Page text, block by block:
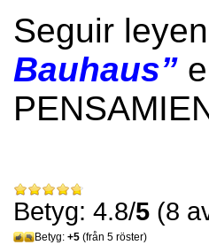
Seguir
Bauhaus”
Betyg: 4.8/5 (8
Betyg: +5 (från 5 röster)